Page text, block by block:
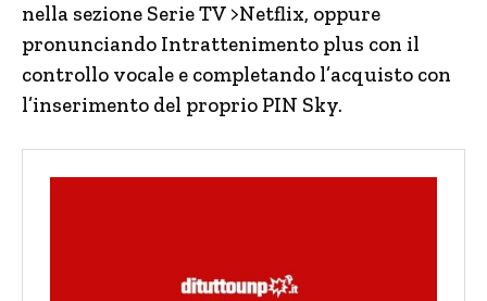
nella sezione Serie TV >Netflix, oppure
pronunciando Intrattenimento plus con il
controllo vocale e completando l’acquisto con
l’inserimento del proprio PIN Sky.